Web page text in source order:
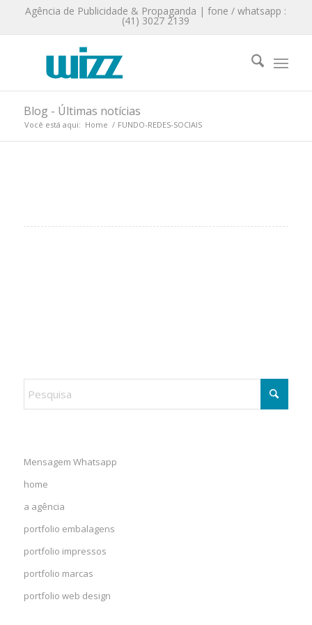
Agência de Publicidade & Propaganda | fone / whatsapp :
(41) 3027 2139
Blog - Últimas notícias
Você está aqui: Home / FUNDO-REDES-SOCIAIS
Mensagem Whatsapp
home
a agência
portfolio embalagens
portfolio impressos
portfolio marcas
portfolio web design